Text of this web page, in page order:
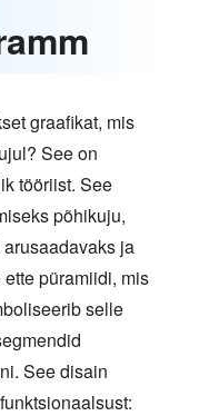
graafikat, mis
See on
tööriist. See
põhikuju,
ja
püramiidi, mis
selle
See disain